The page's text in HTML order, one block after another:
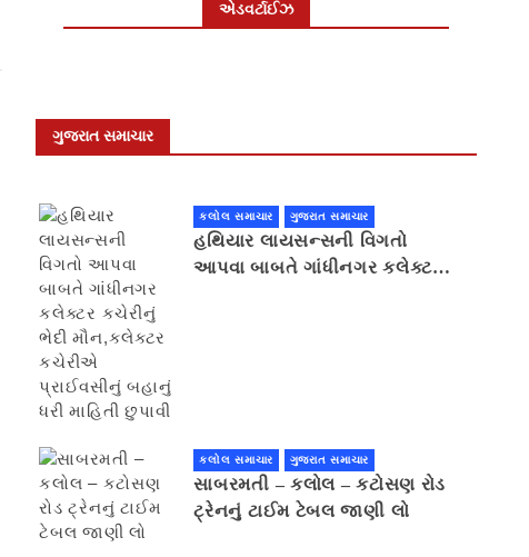
એડવર્ટાઈઝ
ગુજરાત સમાચાર
કલોલ સમાચાર ગુજરાત સમાચાર
હથિયાર લાયસન્સની વિગતો
આપવા બાબતે ગાંધીનગર કલેક્ટર
કલોલ સમાચાર ગુજરાત સમાચાર
સાબરમતી – કલોલ – કટોસણ રોડ
ટ્રેનનું ટાઈમ ટેબલ જાણી લો